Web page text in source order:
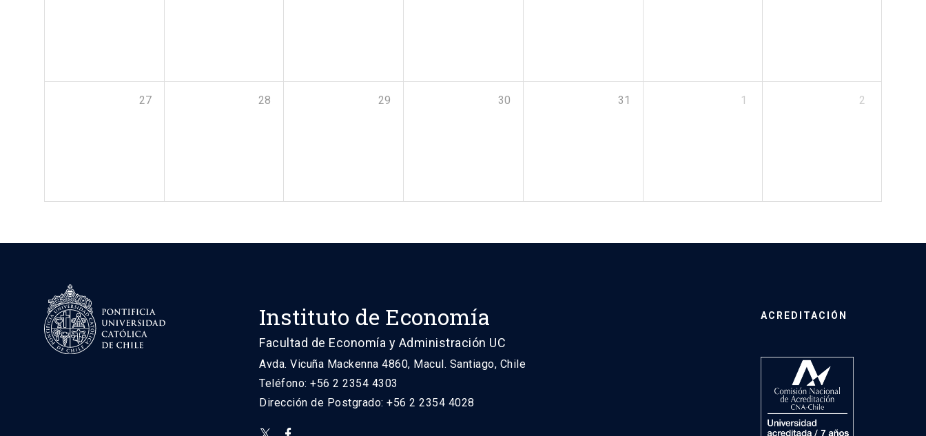
27 28 29 30 31 1 2
Instituto de Economía
Facultad de Economía y Administración UC
Avda. Vicuña Mackenna 4860, Macul. Santiago, Chile
Teléfono: +56 2 2354 4303
Dirección de Postgrado: +56 2 2354 4028
ACREDITACIÓN